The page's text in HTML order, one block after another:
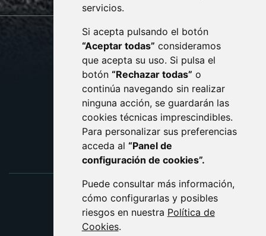
servicios.
Si acepta pulsando el botón
“Aceptar todas” consideramos
que acepta su uso. Si pulsa el
botón “Rechazar todas” o
continúa navegando sin realizar
ninguna acción, se guardarán las
cookies técnicas imprescindibles.
Para personalizar sus preferencias
acceda al “Panel de
configuración de cookies”.
Puede consultar más información,
cómo configurarlas y posibles
riesgos en nuestra Política de
Cookies.
CONTACTO
AVISO LEGAL
PROTECCIÓN DE DATOS
POLÍTICA DE COOKIES
ACCESIBILIDAD
ENLACE EXTERNO AL